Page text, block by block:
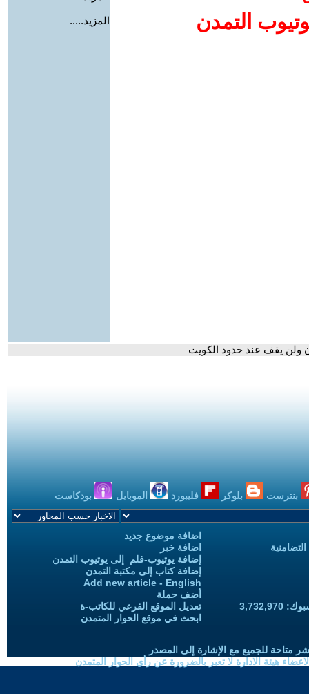
التمدن
المزيد.....
ولن يقف عند حدود الكويت
بنترست بلوكر فليبورد الموبايل بودكاست
اضافة موضوع جديد
اضافة خبر
إضافة يوتيوب-فلم إلى يوتيوب التمدن
إضافة كتاب إلى مكتبة التمدن
Add new article - English
أضف حملة
تعديل الموقع الفرعي للكاتب-ة
ابحث في موقع الحوار المتمدن
متاحة للجميع مع الإشارة إلى المصدر
هيئة الادارة لا تعبر بالضرورة عن رأي الحوار المتمدن